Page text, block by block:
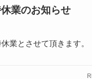
業のお知らせ
業とさせて頂きます。